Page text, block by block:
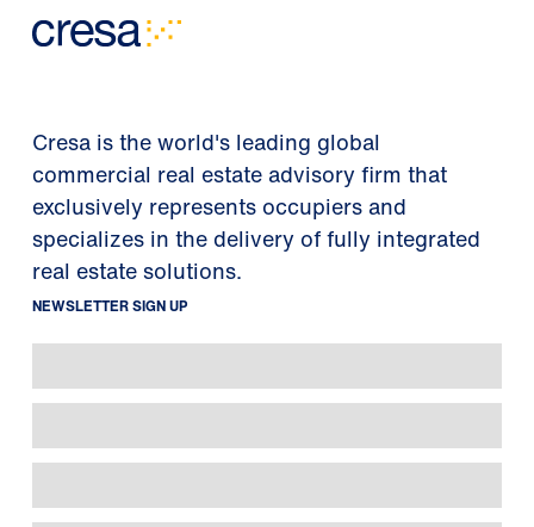
Cresa is the world's leading global
commercial real estate advisory firm that
exclusively represents occupiers and
specializes in the delivery of fully integrated
real estate solutions.
NEWSLETTER SIGN UP